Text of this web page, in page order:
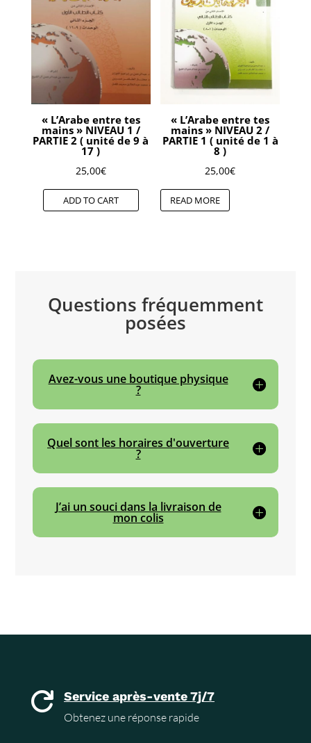
« L’Arabe entre tes
mains » NIVEAU 1 /
PARTIE 2 ( unité de 9 à
17 )
25,00€
ADD TO CART
« L’Arabe entre tes
mains » NIVEAU 2 /
PARTIE 1 ( unité de 1 à
8 )
25,00€
READ MORE
Questions fréquemment
posées
Avez-vous une boutique physique
?
Quel sont les horaires d'ouverture
?
J’ai un souci dans la livraison de
mon colis
 Service après-vente 7j/7
Obtenez une réponse rapide